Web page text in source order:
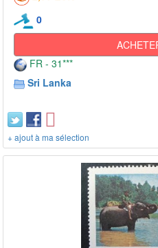
0
FR - 31***
Sri Lanka
+ ajout à ma sélection